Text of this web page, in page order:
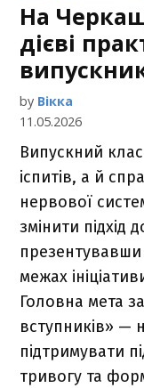
На
дієві
by Вікка
11.05.2026
Випускний
іспитів, а й
нервової
змінити підхід
презентувавши
межах
Головна мета
вступників» —
підтримувати
тривогу та